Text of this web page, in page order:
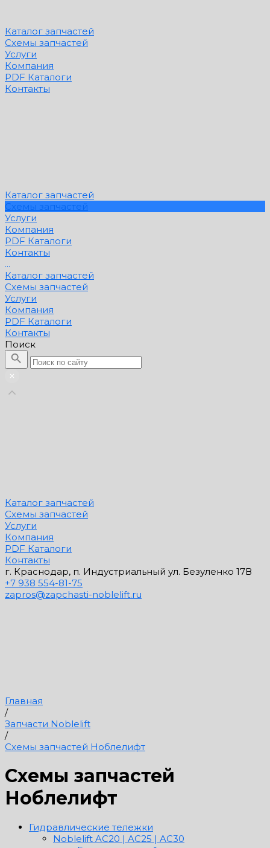
Каталог запчастей
Схемы запчастей
Услуги
Компания
PDF Каталоги
Контакты
Каталог запчастей
Схемы запчастей
Услуги
Компания
PDF Каталоги
Контакты
...
Каталог запчастей
Схемы запчастей
Услуги
Компания
PDF Каталоги
Контакты
Поиск
Каталог запчастей
Схемы запчастей
Услуги
Компания
PDF Каталоги
Контакты
г. Краснодар, п. Индустриальный ул. Безуленко 17В
+7 938 554-81-75
zapros@zapchasti-noblelift.ru
Главная
/
Запчасти Noblelift
/
Схемы запчастей Ноблелифт
Схемы запчастей
Ноблелифт
Гидравлические тележки
Noblelift AC20 | AC25 | AC30